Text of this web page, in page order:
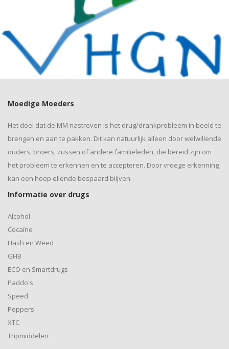
Moedige Moeders
Het doel dat de MM nastreven is het drug/drankprobleem in beeld te
brengen en aan te pakken. Dit kan natuurlijk alleen door welwillende
ouders, broers, zussen of andere familieleden, die bereid zijn om
het probleem te erkennen en te accepteren. Door vroege erkenning
kan een hoop ellende bespaard blijven.
Informatie over drugs
Alcohol
Cocaïne
Hash en Weed
GHB
ECO en Smartdrugs
Paddo's
Speed
Poppers
XTC
Tripmiddelen